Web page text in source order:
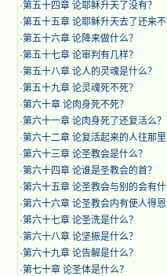
·第五十四章 论耶稣升天了没有？
·第五十五章 论耶稣升天去了还来不
·第五十六章 论降来做什么？
·第五十七章 论审判有几样？
·第五十八章 论人的灵魂是什么？
·第五十九章 论灵魂死不死？
·第六十章 论肉身死不死？
·第六十一章 论肉身死了还复活么？
·第六十二章 论复活起来的人往那里
·第六十三章 论圣教会是什么？
·第六十四章 论谁是圣教会的首？
·第六十五章 论圣教会与别的会有什
·第六十六章 论圣教会内有使人得恩
·第六十七章 论圣洗是什么？
·第六十八章 论坚振是什么？
·第六十九章 论告解是什么？
·第七十章 论圣体是什么？